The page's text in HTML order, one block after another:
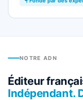
NOTRE ADN
Éditeur
Indépendant.